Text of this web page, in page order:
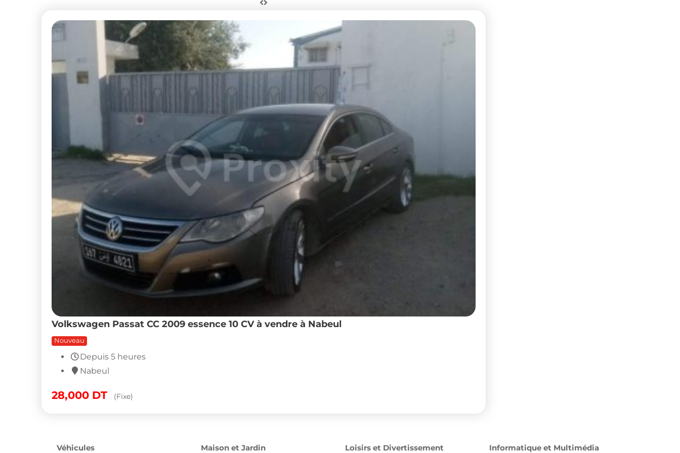
Volkswagen Passat CC 2009 essence 10 CV à vendre à Nabeul
Nouveau
Depuis 5 heures
Nabeul
28,000 DT (Fixe)
Véhicules Maison et Jardin Loisirs et Divertissement Informatique et Multimédia